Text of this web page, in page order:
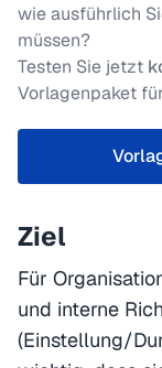
wie ausführlich
müssen?
Testen Sie jetzt
Vorlagenpaket
Ziel
Für
und interne
(Einstellung/